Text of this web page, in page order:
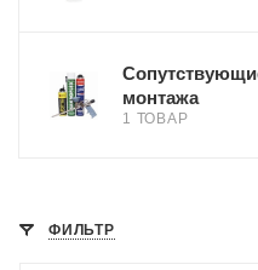
монтажа
1 ТОВАР
ФИЛЬТР